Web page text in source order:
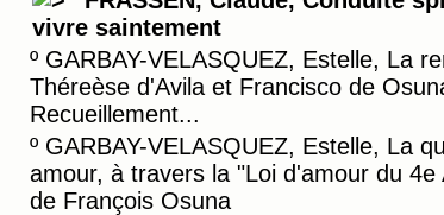
vivre saintement
º GARBAY-VELASQUEZ, Estelle, La
Théreèse d'Avila et Francisco de
Recueillement...
º GARBAY-VELASQUEZ, Estelle, La
amour, à travers la "Loi d'amour du 4e
de François Osuna